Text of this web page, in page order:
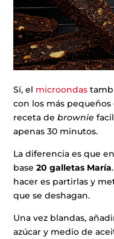
Sí, el microondas
con los más pequeños
receta debrownie
apenas 30 minutos.
La diferencia es que
base20 galletas María
hacer es partirlas y
que se deshagan.
Una vez blandas,
azúcar y medio de